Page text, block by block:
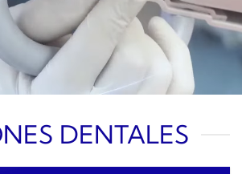
DENTALES